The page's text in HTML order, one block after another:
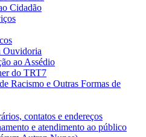
Cidadão
Ouvidoria
ao Assédio
do TRT7
Racismo e Outras Formas de
contatos e endereços
e atendimento ao público